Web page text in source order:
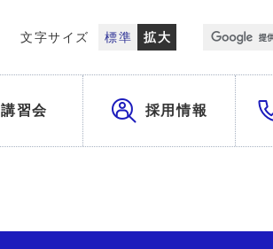
文字サイズ 標準 拡大
講習会 採用情報